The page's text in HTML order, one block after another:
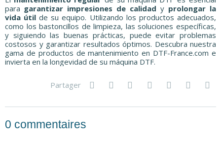
para garantizar impresiones de calidad y prolongar la
vida útil de su equipo. Utilizando los productos adecuados,
como los bastoncillos de limpieza, las soluciones específicas,
y siguiendo las buenas prácticas, puede evitar problemas
costosos y garantizar resultados óptimos. Descubra nuestra
gama de productos de mantenimiento en DTF-France.com e
invierta en la longevidad de su máquina DTF.
Partager
0 commentaires